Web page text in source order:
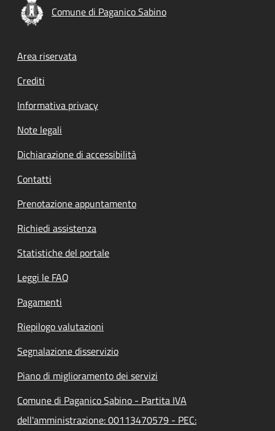
Comune di Paganico Sabino
Footer menu
Area riservata
Crediti
Informativa privacy
Note legali
Dichiarazione di accessibilità
Contatti
Prenotazione appuntamento
Richiedi assistenza
Statistiche del portale
Leggi le FAQ
Pagamenti
Riepilogo valutazioni
Segnalazione disservizio
Piano di miglioramento dei servizi
Comune di Paganico Sabino - Partita IVA
dell'amministrazione: 00113470579 - PEC: